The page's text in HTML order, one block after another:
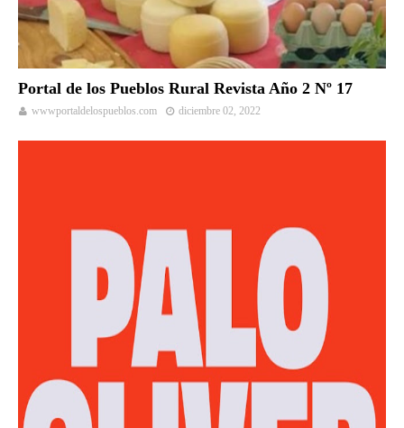
Portal de los Pueblos Rural Revista Año 2 Nº 17
wwwportaldelospueblos.com diciembre 02, 2022